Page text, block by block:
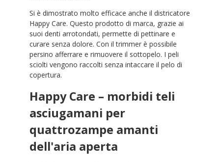
Si è dimostrato molto efficace anche il districatore
Happy Care. Questo prodotto di marca, grazie ai
suoi denti arrotondati, permette di pettinare e
curare senza dolore. Con il trimmer è possibile
persino afferrare e rimuovere il sottopelo. I peli
sciolti vengono raccolti senza intaccare il pelo di
copertura.
Happy Care – morbidi teli
asciugamani per
quattrozampe amanti
dell'aria aperta